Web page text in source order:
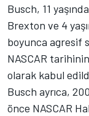
Busch, 11
Brexton ve 4
boyunca agresif
NASCAR
olarak kabul
Busch ayrıca,
önce NASCAR